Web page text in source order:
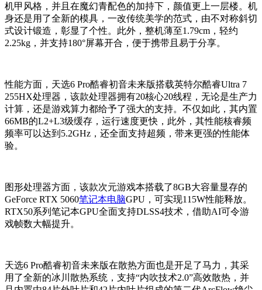
机甲风格，并且在魔幻青配色的加持下，颜值更上一层楼。机
身还是用了全新的模具，一改传统美学的范式，由不对称斜切
式设计锻造，彰显了个性。此外，整机薄至1.79cm，轻约
2.25kg，并支持180°屏幕开合，便于携带且易于分享。
性能方面，天选6 Pro酷睿初音未来版搭载英特尔酷睿Ultra 7
255HX处理器，该款处理器拥有20核心20线程，无论是生产力
计算，还是游戏算力都给予了强大的支持。不仅如此，其内置
66MB的L2+L3级缓存，运行速度更快，此外，其性能核睿频
频率可以达到5.2GHz，还全面支持超频，带来更强的性能体
验。
图形处理器方面，该款次元游戏本搭载了8GB大容量显存的
GeForce RTX 5060笔记本电脑GPU，可实现115W性能释放。
RTX50系列笔记本GPU全面支持DLSS4技术，借助AI可令游
戏帧数大幅提升。
天选6 Pro酷睿初音未来版在散热方面也是开足了马力，其采
用了全新的冰川散热系统，支持“内吹技术2.0”高效散热，并